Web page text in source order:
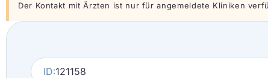
Der Kontakt mit Ärzten ist nur für angemeldete Kliniken
ID:121158